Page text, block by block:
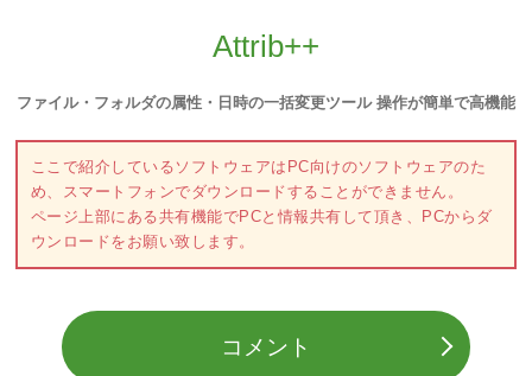
Attrib++
ファイル・フォルダの属性・日時の一括変更ツール 操作が簡単で高機能
ここで紹介しているソフトウェアはPC向けのソフトウェアのた
め、スマートフォンでダウンロードすることができません。
ページ上部にある共有機能でPCと情報共有して頂き、PCからダ
ウンロードをお願い致します。
コメント